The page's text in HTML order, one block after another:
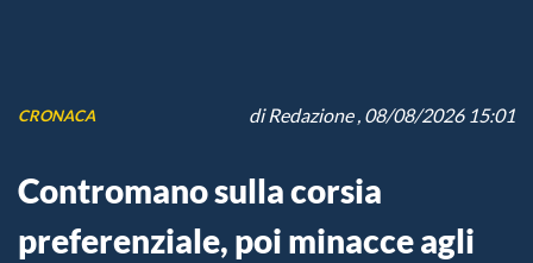
CRONACA diRedazione, 08/08/2026 15:01
Contromano sulla corsia
preferenziale, poi minacce agli